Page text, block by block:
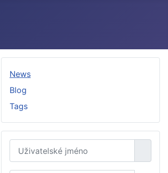
News
Blog
Tags
Uživatelské jméno